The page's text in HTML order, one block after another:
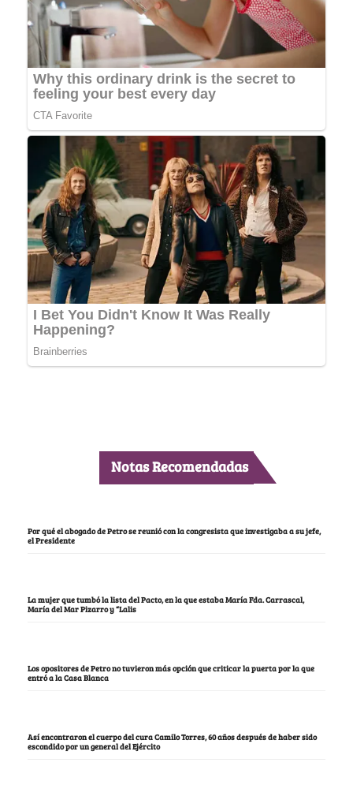
Notas Recomendadas
Por qué el abogado de Petro se reunió con la congresista que investigaba a su jefe,
el Presidente
La mujer que tumbó la lista del Pacto, en la que estaba María Fda. Carrascal,
María del Mar Pizarro y “Lalis
Los opositores de Petro no tuvieron más opción que criticar la puerta por la que
entró a la Casa Blanca
Así encontraron el cuerpo del cura Camilo Torres, 60 años después de haber sido
escondido por un general del Ejército